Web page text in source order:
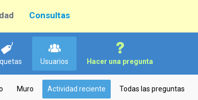
Consultas
Usuarios Hacer una pregunta
Muro Actividad reciente Todas las preguntas